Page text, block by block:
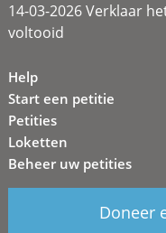
14-03-2026 Verklaar
voltooid
Help
Start een petitie
Petities
Loketten
Beheer uw petities
Doneer